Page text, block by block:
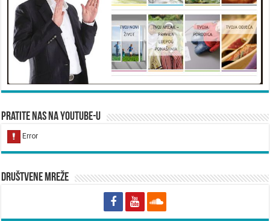
Pratite nas na YouTube-u
Društvene mreže